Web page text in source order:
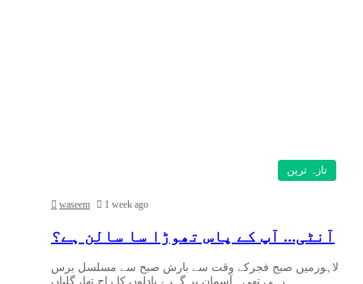
تازہ ترین
waseem 1 week ago
آنٹی… آپ کے پاس تھوڑا سا سالن ہے؟
لاہورمیں صبح فجرکے وقت سے بارش صبح سے مسلسل برس